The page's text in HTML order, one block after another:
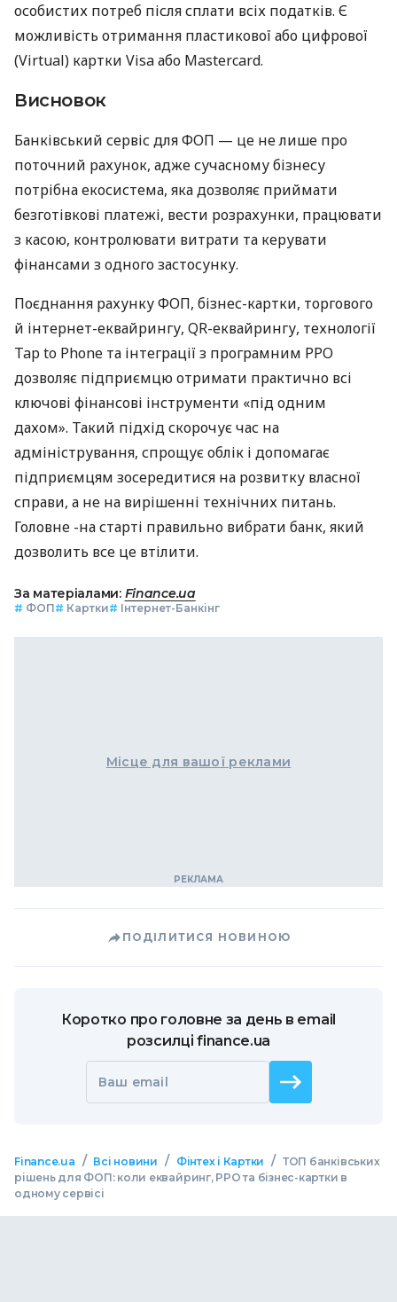
особистих потреб після сплати всіх податків. Є
можливість отримання пластикової або цифрової
(Virtual) картки Visa або Mastercard.
Висновок
Банківський сервіс для ФОП — це не лише про
поточний рахунок, адже сучасному бізнесу
потрібна екосистема, яка дозволяє приймати
безготівкові платежі, вести розрахунки, працювати
з касою, контролювати витрати та керувати
фінансами з одного застосунку.
Поєднання рахунку ФОП, бізнес-картки, торгового
й інтернет-еквайрингу, QR-еквайрингу, технології
Tap to Phone та інтеграції з програмним РРО
дозволяє підприємцю отримати практично всі
ключові фінансові інструменти «під одним
дахом». Такий підхід скорочує час на
адміністрування, спрощує облік і допомагає
підприємцям зосередитися на розвитку власної
справи, а не на вирішенні технічних питань.
Головне -на старті правильно вибрати банк, який
дозволить все це втілити.
За матеріалами: Finance.ua
# ФОП# Картки# Інтернет-Банкінг
Місце для вашої реклами
ПОДІЛИТИСЯ НОВИНОЮ
Коротко про головне за день в email
розсилці finance.ua
Ваш email
Finance.ua / Всі новини / Фінтех і Картки / ТОП банківських
рішень для ФОП: коли еквайринг, РРО та бізнес-картки в
одному сервісі